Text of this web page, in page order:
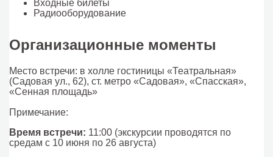
Входные билеты
Радиооборудование
Организационные моменты
Место встречи: в холле гостиницы «Театральная»
(Садовая ул., 62), ст. метро «Садовая», «Спасская»,
«Сенная площадь»
Примечание:
Время встречи: 11:00 (экскурсии проводятся по
средам с 10 июня по 26 августа)